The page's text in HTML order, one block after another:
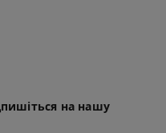
на нашу